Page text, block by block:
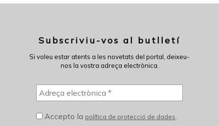
Subscriviu-vos al butlletí
Si voleu estar atents a les novetats del portal, deixeu-
nos la vostra adreça electrònica.
Accepto la política de protecció de dades.